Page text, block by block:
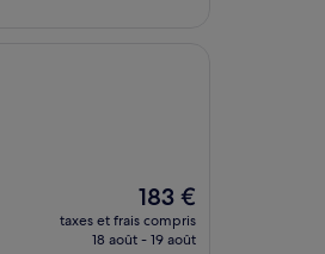
Le
nouveau
prix
183 €
taxes et frais compris
18 août - 19 août